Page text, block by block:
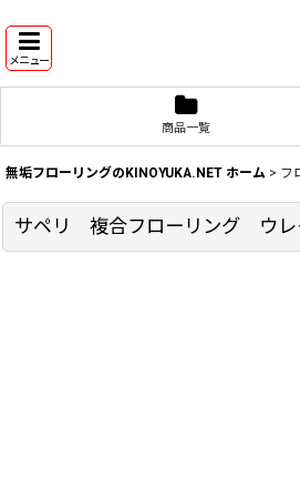
メニュー
商品一覧
無垢フローリングのKINOYUKA.NET ホーム > フ
サペリ 複合フローリング ウ